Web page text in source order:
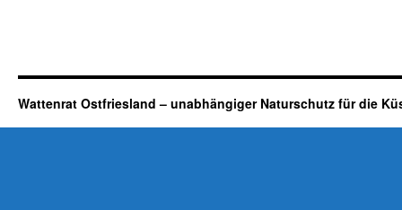
Wattenrat Ostfriesland – unabhängiger Naturschutz für die